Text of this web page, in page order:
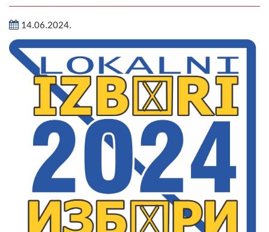
О Начелнику
Замјеник начелника
Извјештај о раду начелника
СКУПШТИНА
Статут Општине
Скупштинско вијеће општине језеро
Састав Скупштине
Службени Гласници
ОПШТИНСКА УПРАВА
14.06.2024.